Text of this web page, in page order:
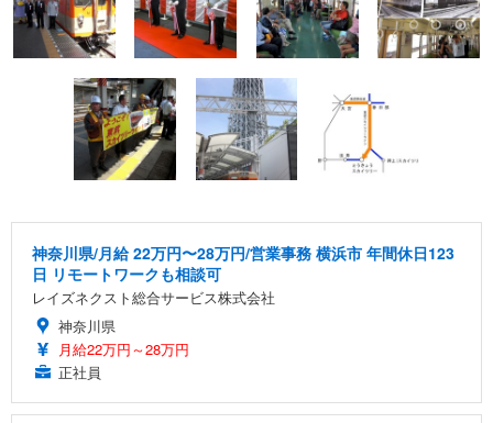
神奈川県/月給 22万円〜28万円/営業事務 横浜市 年間休日123
日 リモートワークも相談可
レイズネクスト総合サービス株式会社
神奈川県
月給22万円～28万円
正社員